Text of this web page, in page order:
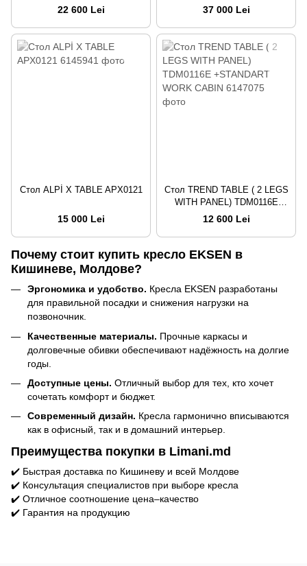
22 600 Lei 37 000 Lei
Стол ALPİ X TABLE APX0121
15 000 Lei
Стол TREND TABLE ( 2 LEGS
WITH PANEL) TDM0116E
+STANDART WORK CABIN
12 600 Lei
Почему стоит купить кресло EKSEN в
Кишиневе, Молдове?
Эргономика и удобство. Кресла EKSEN разработаны
для правильной посадки и снижения нагрузки на
позвоночник.
Качественные материалы. Прочные каркасы и
долговечные обивки обеспечивают надёжность на долгие
годы.
Доступные цены. Отличный выбор для тех, кто хочет
сочетать комфорт и бюджет.
Современный дизайн. Кресла гармонично вписываются
как в офисный, так и в домашний интерьер.
Преимущества покупки в Limani.md
✔️ Быстрая доставка по Кишиневу и всей Молдове
✔️ Консультация специалистов при выборе кресла
✔️ Отличное соотношение цена–качество
✔️ Гарантия на продукцию